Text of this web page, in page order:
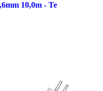
10,0m - Te